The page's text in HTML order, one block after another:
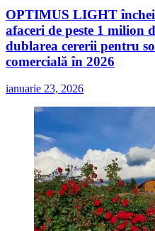
OPTIMUS LIGHT
afaceri de peste 1 milion
dublarea cererii pentru
comercială în 2026
ianuarie 23, 2026